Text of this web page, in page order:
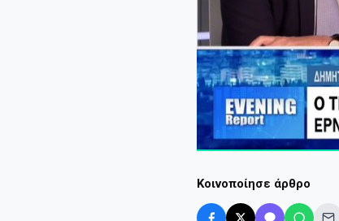
Κοινοποίησε άρθρο